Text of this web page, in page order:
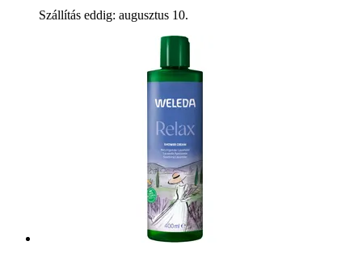
Szállítás eddig: augusztus 10.